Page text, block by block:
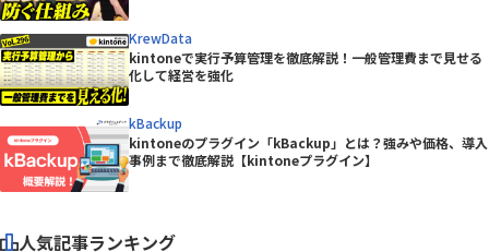
KrewData
kintoneで実行予算管理を徹底解説！一般管理費まで見せる
化して経営を強化
kBackup
kintoneのプラグイン「kBackup」とは？強みや価格、導入
事例まで徹底解説【kintoneプラグイン】
人気記事ランキング